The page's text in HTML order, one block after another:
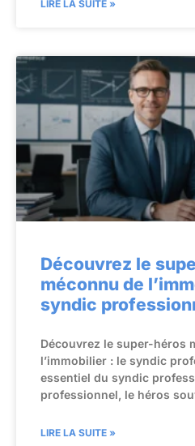
LIRE LA SUITE »
Découvrez le
méconnu de
syndic
Découvrez le super-héros
l’immobilier : le syndic
essentiel du syndic
professionnel, le héros
LIRE LA SUITE »